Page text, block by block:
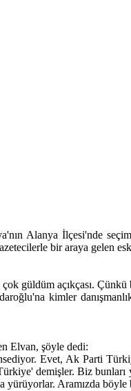
Alanya İlçesi'nde seçim
bir araya gelen
güldüm açıkçası.
kimler
Elvan, şöyle dedi:
Evet, Ak Parti
demişler. Biz bunları
yürüyorlar. Aramızda